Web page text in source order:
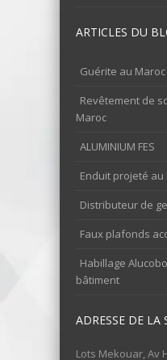
ARTICLES DU
Guérite au
Revêtement de
Maroc
ALUMINIUM FES
Enduit projeté au
Distributeur de
Faux plafonds
Habillage
bâtiment
ADRESSE DE LA
Lots Mekouar, Av